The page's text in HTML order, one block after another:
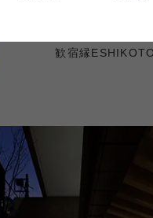
歓宿縁ESHIKOTO